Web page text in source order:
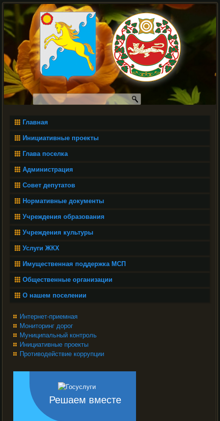
Главная
Инициативные проекты
Глава поселка
Администрация
Совет депутатов
Нормативные документы
Учреждения образования
Учреждения культуры
Услуги ЖКХ
Имущественная поддержка МСП
Общественные организации
О нашем поселении
Интернет-приемная
Мониторинг дорог
Муниципальный контроль
Инициативные проекты
Противодействие коррупции
Решаем вместе